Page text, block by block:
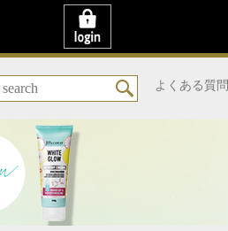
よくある質問